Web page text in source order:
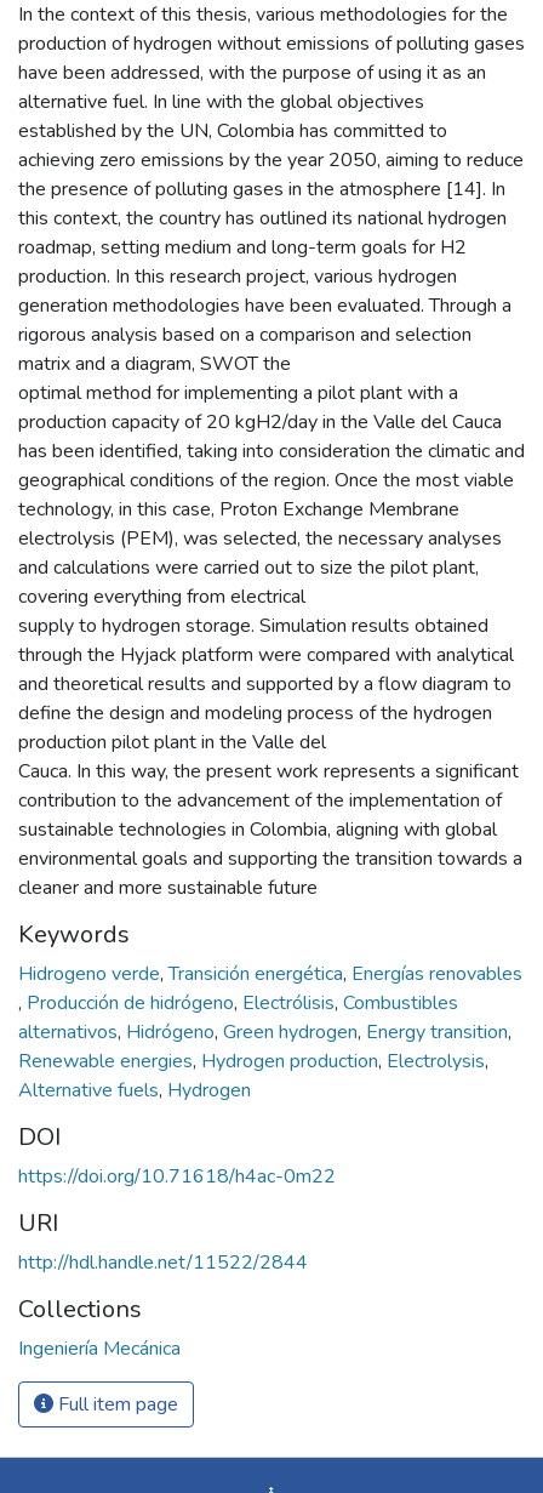
In the context of this thesis, various methodologies for the
production of hydrogen without emissions of polluting gases
have been addressed, with the purpose of using it as an
alternative fuel. In line with the global objectives
established by the UN, Colombia has committed to
achieving zero emissions by the year 2050, aiming to reduce
the presence of polluting gases in the atmosphere [14]. In
this context, the country has outlined its national hydrogen
roadmap, setting medium and long-term goals for H2
production. In this research project, various hydrogen
generation methodologies have been evaluated. Through a
rigorous analysis based on a comparison and selection
matrix and a diagram, SWOT the
optimal method for implementing a pilot plant with a
production capacity of 20 kgH2/day in the Valle del Cauca
has been identified, taking into consideration the climatic and
geographical conditions of the region. Once the most viable
technology, in this case, Proton Exchange Membrane
electrolysis (PEM), was selected, the necessary analyses
and calculations were carried out to size the pilot plant,
covering everything from electrical
supply to hydrogen storage. Simulation results obtained
through the Hyjack platform were compared with analytical
and theoretical results and supported by a flow diagram to
define the design and modeling process of the hydrogen
production pilot plant in the Valle del
Cauca. In this way, the present work represents a significant
contribution to the advancement of the implementation of
sustainable technologies in Colombia, aligning with global
environmental goals and supporting the transition towards a
cleaner and more sustainable future
Keywords
Hidrogeno verde,Transición energética, Energías renovables
, Producción de hidrógeno, Electrólisis, Combustibles
alternativos, Hidrógeno, Green hydrogen, Energy transition,
Renewable energies, Hydrogen production, Electrolysis,
Alternative fuels, Hydrogen
DOI
https://doi.org/10.71618/h4ac-0m22
URI
http://hdl.handle.net/11522/2844
Collections
Ingeniería Mecánica
Full item page